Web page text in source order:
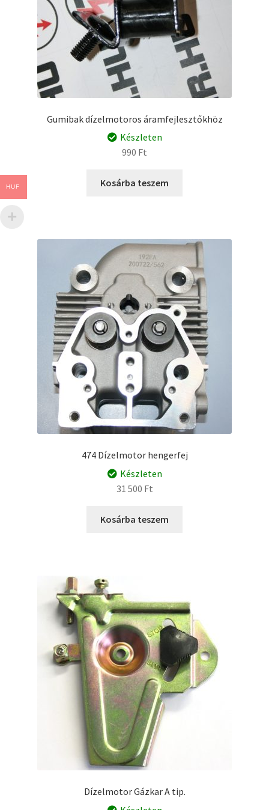
Gumibak dízelmotoros áramfejlesztőkhöz
Készleten
990 Ft
Kosárba teszem
474 Dízelmotor hengerfej
Készleten
31 500 Ft
Kosárba teszem
Dízelmotor Gázkar A tip.
HUF